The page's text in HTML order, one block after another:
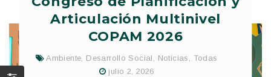
Articulación Multinivel
COPAM 2026
Ambiente Desarrollo Social Noticias
Todas
julio 2, 2026